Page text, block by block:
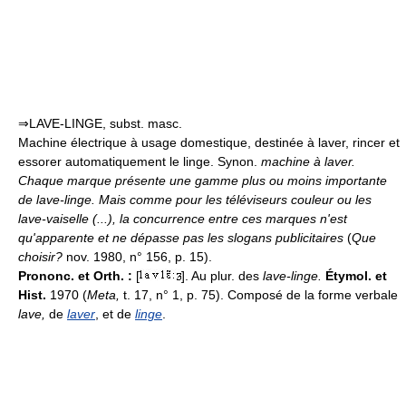
⇒LAVE-LINGE, subst. masc.
Machine électrique à usage domestique, destinée à laver, rincer et
essorer automatiquement le linge. Synon. machine à laver.
Chaque marque présente une gamme plus ou moins importante
de lave-linge. Mais comme pour les téléviseurs couleur ou les
lave-vaiselle (...), la concurrence entre ces marques n'est
qu'apparente et ne dépasse pas les slogans publicitaires (Que
choisir? nov. 1980, n° 156, p. 15).
Prononc. et Orth. : [ ]. Au plur. des lave-linge. Étymol. et
Hist. 1970 (Meta, t. 17, n° 1, p. 75). Composé de la forme verbale
lave, de laver , et de linge